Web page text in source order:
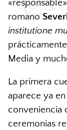
romano
institutione
Media y
La primera
aparece ya
conveniencia
ceremonias